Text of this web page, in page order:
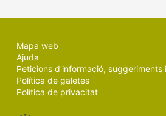
Mapa web
Ajuda
Peticions d'informació, suggeriments
Política de galetes
Política de privacitat